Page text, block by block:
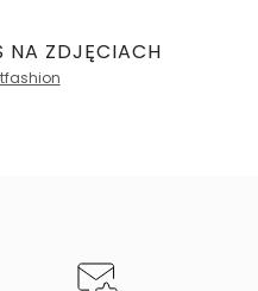
NA ZDJĘCIACH